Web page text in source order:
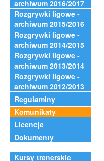
archiwum 2016/2017
Rozgrywki ligowe -
archiwum 2015/2016
Rozgrywki ligowe -
archiwum 2014/2015
Rozgrywki ligowe -
archiwum 2013/2014
Rozgrywki ligowe -
archiwum 2012/2013
Regulaminy
Komunikaty
Licencje
Dokumenty
Kursy trenerskie